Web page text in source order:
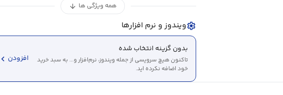
همه ویژگی ها arrow_downward
ویندوز و نرم افزارهاsettings
بدون گزینه انتخاب شده
تاکنون هیچ سرویسی از جمله ویندوز، نرم‌افزار و... به سبد خرید
خود اضافه نکرده اید.
افزودن